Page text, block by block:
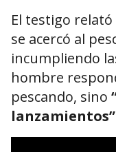
El testigo
se acercó al
incumpliendo
hombre
pescando, sino
lanzamientos”